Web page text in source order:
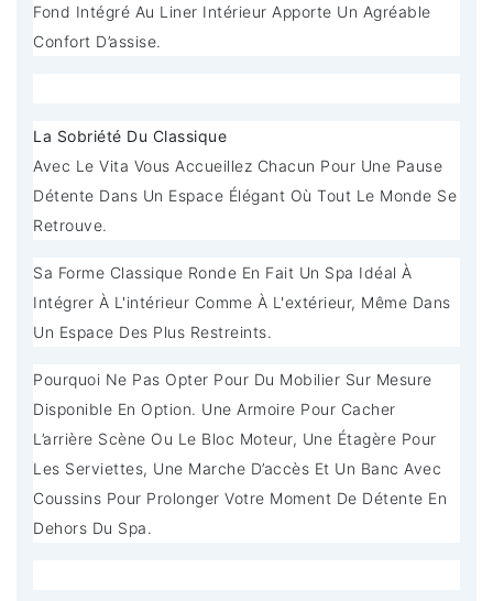
Fond Intégré Au Liner Intérieur Apporte Un Agréable
Confort D’assise.
La Sobriété Du Classique
Avec Le Vita Vous Accueillez Chacun Pour Une Pause
Détente Dans Un Espace Élégant Où Tout Le Monde Se
Retrouve.
Sa Forme Classique Ronde En Fait Un Spa Idéal À
Intégrer À L'intérieur Comme À L'extérieur, Même Dans
Un Espace Des Plus Restreints.
Pourquoi Ne Pas Opter Pour Du Mobilier Sur Mesure
Disponible En Option. Une Armoire Pour Cacher
L’arrière Scène Ou Le Bloc Moteur, Une Étagère Pour
Les Serviettes, Une Marche D’accès Et Un Banc Avec
Coussins Pour Prolonger Votre Moment De Détente En
Dehors Du Spa.